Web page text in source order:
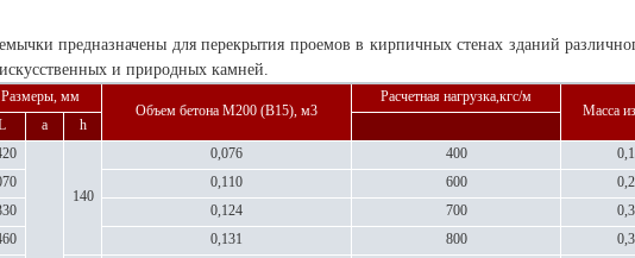
предназначены для перекрытия проемов в кирпичных стенах зданий
и природных камней.
Размеры, мм
Объем бетона М200 (В15), м3
Расчетная нагрузка,кгс/м
Масса
а
h
140
0,076 400
0,110 600
0,124 700
0,131 800